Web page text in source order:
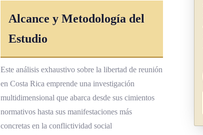
Alcance y Metodología del
Estudio
Este análisis exhaustivo sobre la libertad de reunión
en Costa Rica emprende una investigación
multidimensional que abarca desde sus cimientos
normativos hasta sus manifestaciones más
concretas en la conflictividad social